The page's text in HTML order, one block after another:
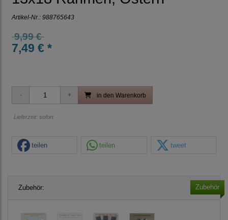
Artikel-Nr.: 988765643
9,99 €
7,49 € *
in den Warenkorb
Lieferzeit: sofort
teilen teilen tweet
Zubehör: Zubehör